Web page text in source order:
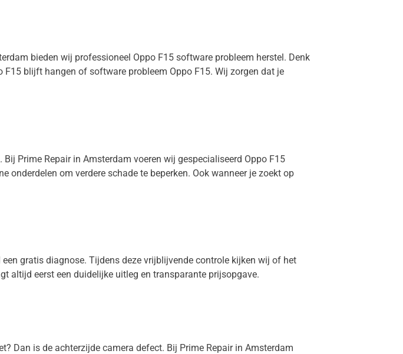
bieden wij professioneel Oppo F15 software probleem herstel. Denk
blijft hangen of software probleem Oppo F15. Wij zorgen dat je
Prime Repair in Amsterdam voeren wij gespecialiseerd Oppo F15
om verdere schade te beperken. Ook wanneer je zoekt op
gratis diagnose. Tijdens deze vrijblijvende controle kijken wij of het
altijd eerst een duidelijke uitleg en transparante prijsopgave.
Dan is de achterzijde camera defect. Bij Prime Repair in Amsterdam